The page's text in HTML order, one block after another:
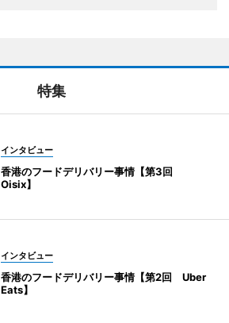
特集
インタビュー
香港のフードデリバリー事情【第3回
Oisix】
インタビュー
香港のフードデリバリー事情【第2回 Uber
Eats】